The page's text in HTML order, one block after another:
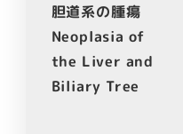
胆道系の腫瘍
Neoplasia of
the Liver and
Biliary Tree